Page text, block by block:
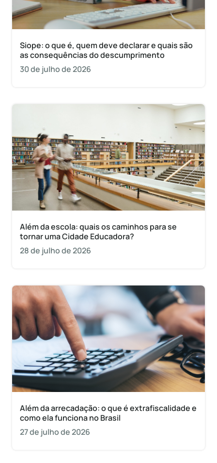
Siope: o que é, quem deve declarar e quais são
as consequências do descumprimento
30 de julho de 2026
Além da escola: quais os caminhos para se
tornar uma Cidade Educadora?
28 de julho de 2026
Além da arrecadação: o que é extrafiscalidade e
como ela funciona no Brasil
27 de julho de 2026